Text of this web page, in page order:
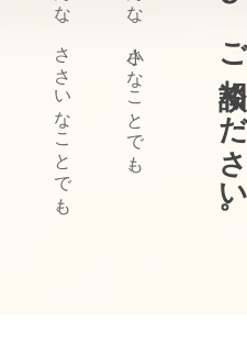
ぜひ、ご相
どんな、小さなことでも、
どんな、ささいなことでも、